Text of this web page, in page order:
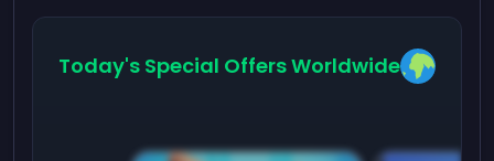
Today's Special Offers Worldwide